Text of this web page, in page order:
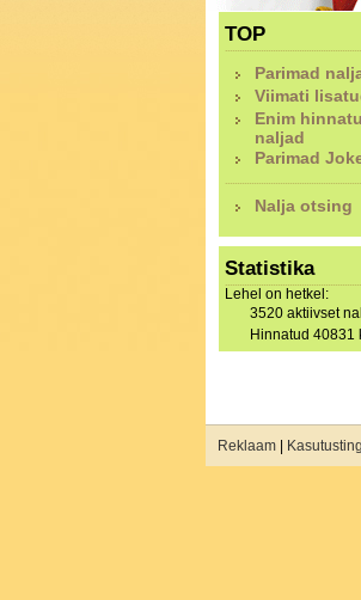
TOP
Parimad
Viimati
Enim
naljad
Parimad
Nalja otsing
Statistika
Lehel on hetkel:
3520 aktiivset
Hinnatud 40831
Reklaam